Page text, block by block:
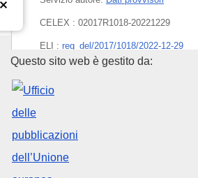
CELEX : 02017R1018-20221229
ELI : reg_del/2017/1018/2022-12-29
Ufficio delle
Questo sito web è gestito da: